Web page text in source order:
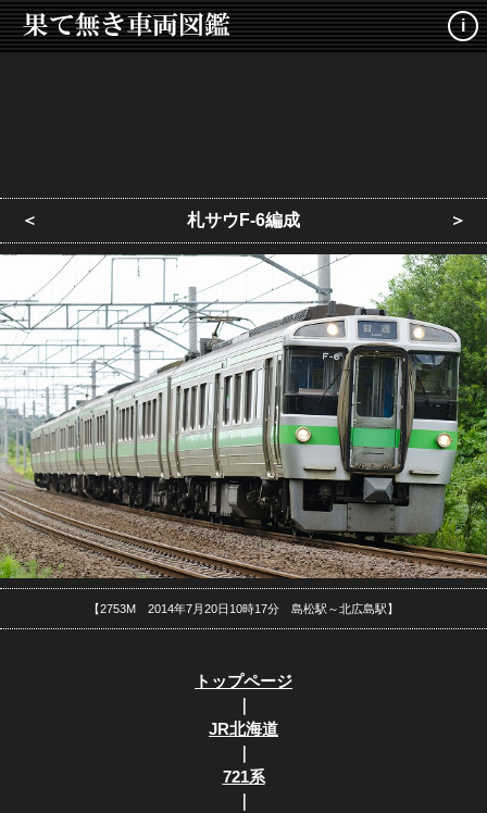
i
＜ 札サウF-6編成 ＞
【2753M 2014年7月20日10時17分 島松駅～北広島駅】
トップページ
｜
JR北海道
｜
721系
｜